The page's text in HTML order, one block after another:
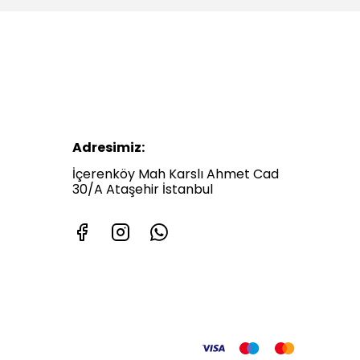
Adresimiz:
İçerenköy Mah Karslı Ahmet Cad
30/A Ataşehir İstanbul